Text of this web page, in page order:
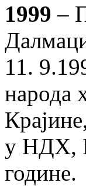
1999 –
11.
народа
у НДХ,
године.